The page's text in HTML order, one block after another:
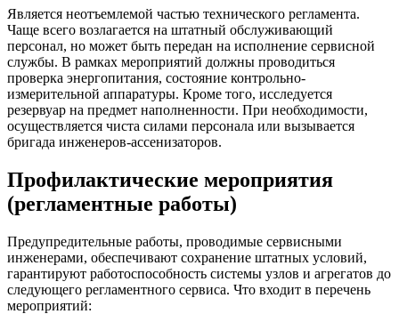
Является неотъемлемой частью технического регламента.
Чаще всего возлагается на штатный обслуживающий
персонал, но может быть передан на исполнение сервисной
службы. В рамках мероприятий должны проводиться
проверка энергопитания, состояние контрольно-
измерительной аппаратуры. Кроме того, исследуется
резервуар на предмет наполненности. При необходимости,
осуществляется чиста силами персонала или вызывается
бригада инженеров-ассенизаторов.
Профилактические мероприятия
(регламентные работы)
Предупредительные работы, проводимые сервисными
инженерами, обеспечивают сохранение штатных условий,
гарантируют работоспособность системы узлов и агрегатов до
следующего регламентного сервиса. Что входит в перечень
мероприятий: